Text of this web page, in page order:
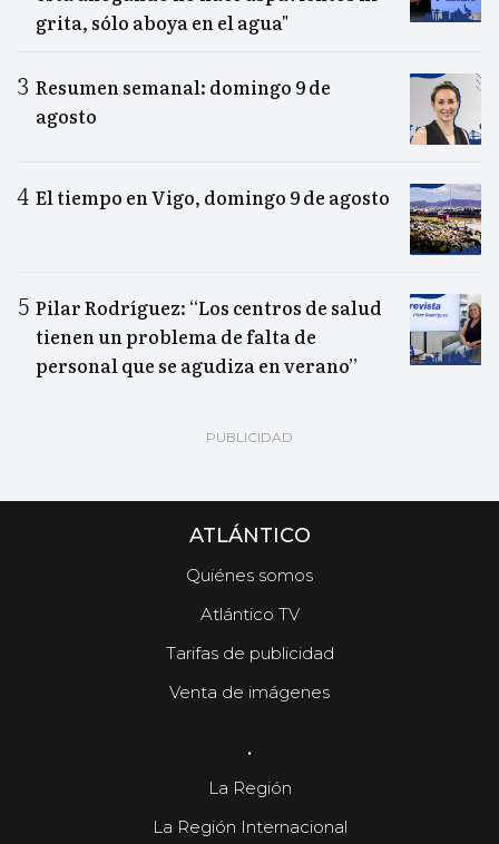
grita, sólo aboya en el agua"
Resumen semanal: domingo 9 de
agosto
El tiempo en Vigo, domingo 9 de agosto
Pilar Rodríguez: “Los centros de salud
tienen un problema de falta de
personal que se agudiza en verano”
ATLÁNTICO
Quiénes somos
Atlántico TV
Tarifas de publicidad
Venta de imágenes
.
La Región
La Región Internacional